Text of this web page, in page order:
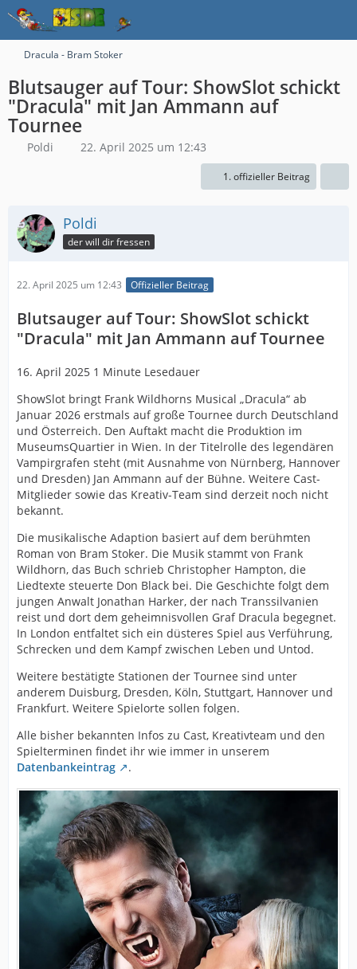
Dracula - Bram Stoker
Blutsauger auf Tour: ShowSlot schickt
"Dracula" mit Jan Ammann auf
Tournee
Poldi 22. April 2025 um 12:43
1. offizieller Beitrag
Poldi
der will dir fressen
22. April 2025 um 12:43 Offizieller Beitrag
Blutsauger auf Tour: ShowSlot schickt
"Dracula" mit Jan Ammann auf Tournee
16. April 2025 1 Minute Lesedauer
ShowSlot bringt Frank Wildhorns Musical „Dracula“ ab
Januar 2026 erstmals auf große Tournee durch Deutschland
und Österreich. Den Auftakt macht die Produktion im
MuseumsQuartier in Wien. In der Titelrolle des legendären
Vampirgrafen steht (mit Ausnahme von Nürnberg, Hannover
und Dresden) Jan Ammann auf der Bühne. Weitere Cast-
Mitglieder sowie das Kreativ-Team sind derzeit noch nicht
bekannt.
Die musikalische Adaption basiert auf dem berühmten
Roman von Bram Stoker. Die Musik stammt von Frank
Wildhorn, das Buch schrieb Christopher Hampton, die
Liedtexte steuerte Don Black bei. Die Geschichte folgt dem
jungen Anwalt Jonathan Harker, der nach Transsilvanien
reist und dort dem geheimnisvollen Graf Dracula begegnet.
In London entfaltet sich ein düsteres Spiel aus Verführung,
Schrecken und dem Kampf zwischen Leben und Untod.
Weitere bestätigte Stationen der Tournee sind unter
anderem Duisburg, Dresden, Köln, Stuttgart, Hannover und
Frankfurt. Weitere Spielorte sollen folgen.
Alle bisher bekannten Infos zu Cast, Kreativteam und den
Spielterminen findet ihr wie immer in unserem
Datenbankeintrag
.